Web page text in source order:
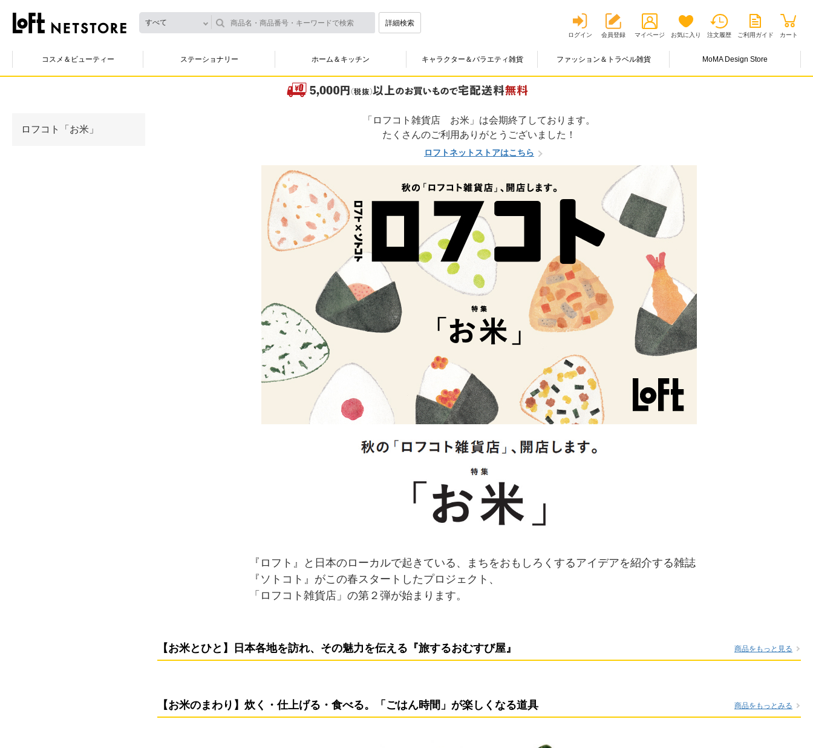
すべて 詳細検索
ログイン 会員登録 マイページ お気に入り 注文履歴 ご利用ガイド カート
コスメ＆ビューティー ステーショナリー ホーム＆キッチン キャラクター＆バラエティ雑貨 ファッション＆トラベル雑貨 MoMA Design Store
ロフコト「お米」
「ロフコト雑貨店 お米」は会期終了しております。
たくさんのご利用ありがとうございました！
ロフトネットストアはこちら
『ロフト』と日本のローカルで起きている、まちをおもしろくするアイデアを紹介する雑誌
『ソトコト』がこの春スタートしたプロジェクト、
「ロフコト雑貨店」の第２弾が始まります。
【お米とひと】日本各地を訪れ、その魅力を伝える『旅するおむすび屋』 商品をもっと見る
【お米のまわり】炊く・仕上げる・食べる。「ごはん時間」が楽しくなる道具 商品をもっとみる